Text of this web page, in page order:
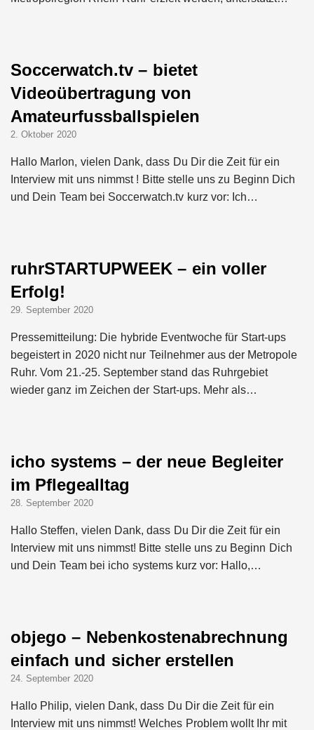
Soccerwatch.tv – bietet
Videoübertragung von
Amateurfussballspielen
2. Oktober 2020
Hallo Marlon, vielen Dank, dass Du Dir die Zeit für ein
Interview mit uns nimmst ! Bitte stelle uns zu Beginn Dich
und Dein Team bei Soccerwatch.tv kurz vor: Ich…
ruhrSTARTUPWEEK – ein voller
Erfolg!
29. September 2020
Pressemitteilung: Die hybride Eventwoche für Start-ups
begeistert in 2020 nicht nur Teilnehmer aus der Metropole
Ruhr. Vom 21.-25. September stand das Ruhrgebiet
wieder ganz im Zeichen der Start-ups. Mehr als…
icho systems – der neue Begleiter
im Pflegealltag
28. September 2020
Hallo Steffen, vielen Dank, dass Du Dir die Zeit für ein
Interview mit uns nimmst! Bitte stelle uns zu Beginn Dich
und Dein Team bei icho systems kurz vor: Hallo,…
objego – Nebenkostenabrechnung
einfach und sicher erstellen
24. September 2020
Hallo Philip, vielen Dank, dass Du Dir die Zeit für ein
Interview mit uns nimmst! Welches Problem wollt Ihr mit